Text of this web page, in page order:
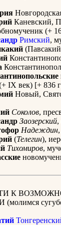
Каневский,
(+
Римский,
IX век) [+ 836
Новый,
Соколов,
Заозерский,
Надеждин
(Телегин),
Тихомиров,
К